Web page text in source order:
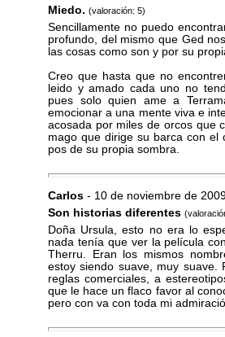
Miedo. (valoración: 5)
Sencillamente no puedo
profundo, del mismo que Ged
las cosas como son y por su
Creo que hasta que no
leido y amado cada uno no
pues solo quien ame a
emocionar a una mente viva e
acosada por miles de orcos que
mago que dirige su barca con el
pos de su propia sombra.
Carlos - 10 de noviembre de
Son historias diferentes
Doña Ursula, esto no era lo
nada tenía que ver la película
Therru. Eran los mismos
estoy siendo suave, muy
reglas comerciales, a
que le hace un flaco favor al
pero con va con toda mi